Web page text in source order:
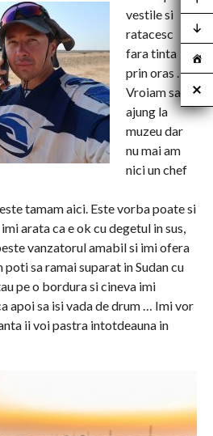
vestile si
ratacesc
fara tinta
prin oras …
Vroiam sa
ajung la
muzeu dar
nu mai am
nici un chef
tamam aici. Este vorba poate si
arata ca e ok cu degetul in sus,
vanzatorul amabil si imi ofera
poti sa ramai suparat in Sudan cu
pe o bordura si cineva imi
apoi sa isi vada de drum … Imi vor
ii voi pastra intotdeauna in